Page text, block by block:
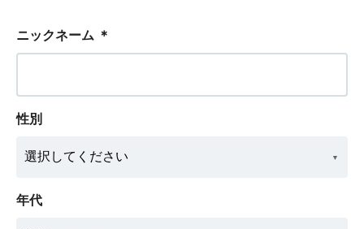
ニックネーム ＊
性別
年代